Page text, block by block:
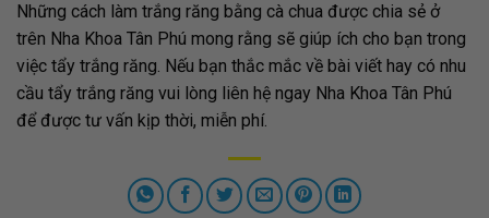
Những cách làm trắng răng bằng cà chua được chia sẻ ở
trên Nha Khoa Tân Phú mong rằng sẽ giúp ích cho bạn trong
việc tẩy trắng răng. Nếu bạn thắc mắc về bài viết hay có nhu
cầu tẩy trắng răng vui lòng liên hệ ngay Nha Khoa Tân Phú
để được tư vấn kịp thời, miễn phí.